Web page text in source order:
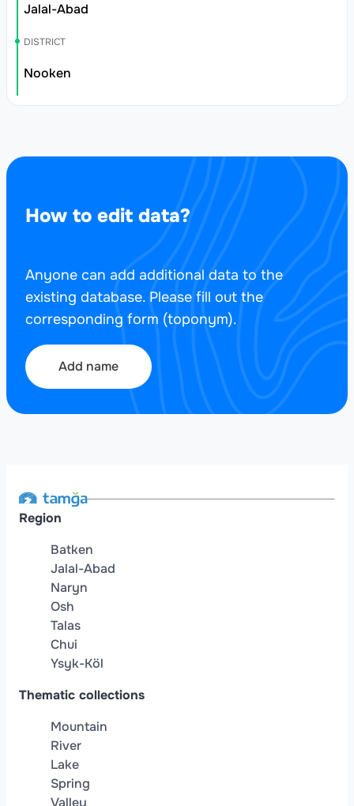
Jalal-Abad
DISTRICT
Nooken
How to edit data?
Anyone can add additional data to the
existing database. Please fill out the
corresponding form (toponym).
Add name
Region
Batken
Jalal-Abad
Naryn
Osh
Talas
Chui
Ysyk-Köl
Thematic collections
Mountain
River
Lake
Spring
Valley